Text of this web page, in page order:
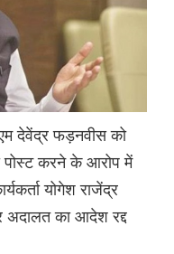
देवेंद्र फड़नवीस को
पोस्ट करने के आरोप में
योगेश राजेंद्र
अदालत का आदेश रद्द